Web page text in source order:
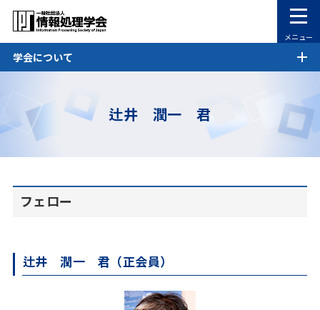
メニュー
学会について
辻井 潤一 君
フェロー
辻井 潤一 君（正会員）